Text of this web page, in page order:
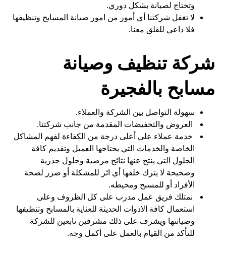
وتحتاج لصيانة بشكل دوري.
لا تغفل شركتنا أي أمور من امور صيانة المسابح وتنظيفها
فلا داعي للقلق معنا.
شركة تنظيف وصيانة
مسابح بالفجيرة
سهولة التواصل بين الشركة والعملاء.
العروض والتخفيضات المقدمة من جانب شركتنا.
خدمة عملاء على أعلى درجة من الكفاءة لفهم المشاكل
الخاصة والخدمات التي يحتاجها العميل وتقديم كافة
الحلول التي ينتج عنها نتائج مرضية وحلول جذرية
وصحيحة لا يترك خلفها أي اثر للمشكلة أو ضرر لصحة
الأفراد أو للمسبح ومحيطه.
نمتلك فريق عمل مدرب على كل الظروف وعلى
استعمال كافة الادوات الحديثة للعناية بالمسابح وتنظيفها
وصيانتها ويشرف على ذلك مشرفين تابعين للشركة
للتأكد من القيام بالعمل على أكمل وجه.